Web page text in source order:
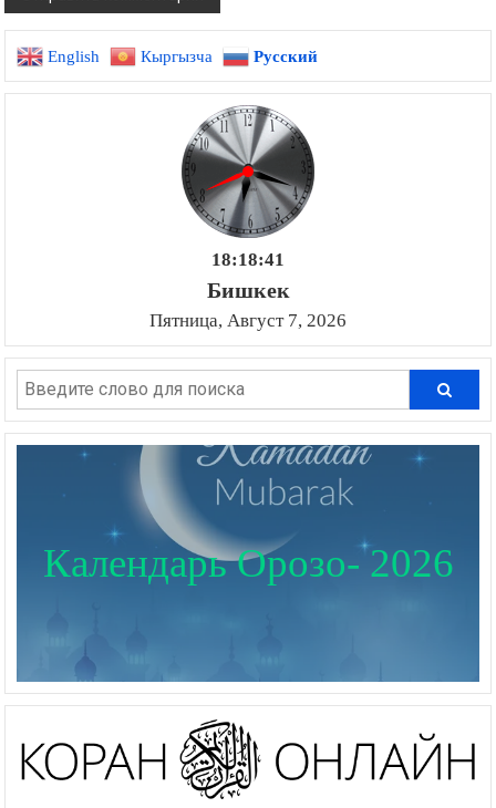
English Кыргызча Русский
18:18:41
Бишкек
Пятница, Август 7, 2026
Календарь Орозо- 2026